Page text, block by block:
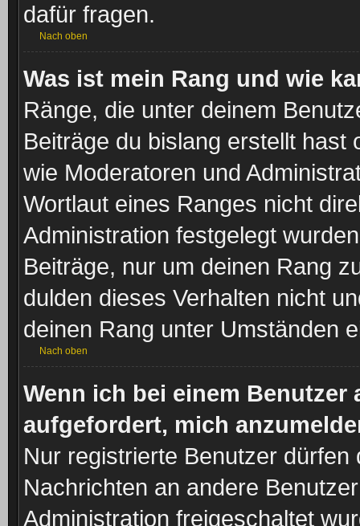
dafür fragen.
Nach oben
Was ist mein Rang und wie
Ränge, die unter deinem
Beiträge du bislang erstellt hast
wie Moderatoren und
Wortlaut eines Ranges nicht
Administration festgelegt
Beiträge, nur um deinen Rang
dulden dieses Verhalten nicht
deinen Rang unter Umständen
Nach oben
Wenn ich bei einem
aufgefordert, mich
Nur registrierte Benutzer
Nachrichten an andere
Administration freigeschaltet